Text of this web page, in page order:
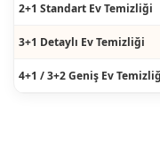
2+1 Standart Ev Temizliği
3+1 Detaylı Ev Temizliği
4+1 / 3+2 Geniş Ev